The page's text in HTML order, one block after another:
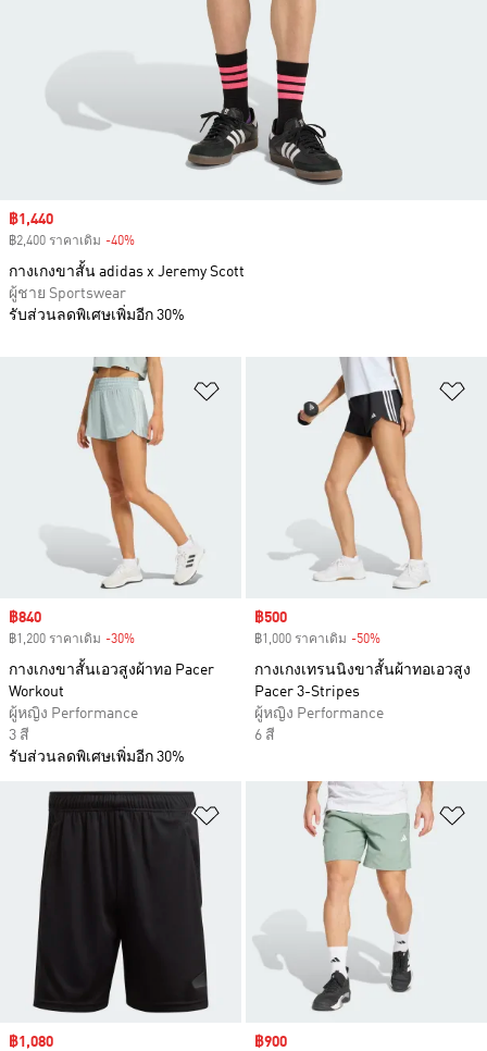
เพิ่มไปยังรายการสินค้าโปรด
Sale price
฿840
฿1,200 ราคาเดิม -30%
กางเกงขาสั้นเอวสูงผ้าทอ Pacer
Workout
ผู้หญิง Performance
3 สี
รับส่วนลดพิเศษเพิ่มอีก 30%
Sale price
฿500
฿1,000 ราคาเดิม -50%
กางเกงเทรนนิงขาสั้นผ้าทอเอวสูง
Pacer 3-Stripes
ผู้หญิง Performance
6 สี
เพิ่มไปยังรายการสินค้าโปรด
Sale price
฿1,080 Sale price
฿900
Sale price
฿1,440
฿2,400 ราคาเดิม -40%
กางเกงขาสั้น adidas x Jeremy Scott
ผู้ชาย Sportswear
รับส่วนลดพิเศษเพิ่มอีก 30%